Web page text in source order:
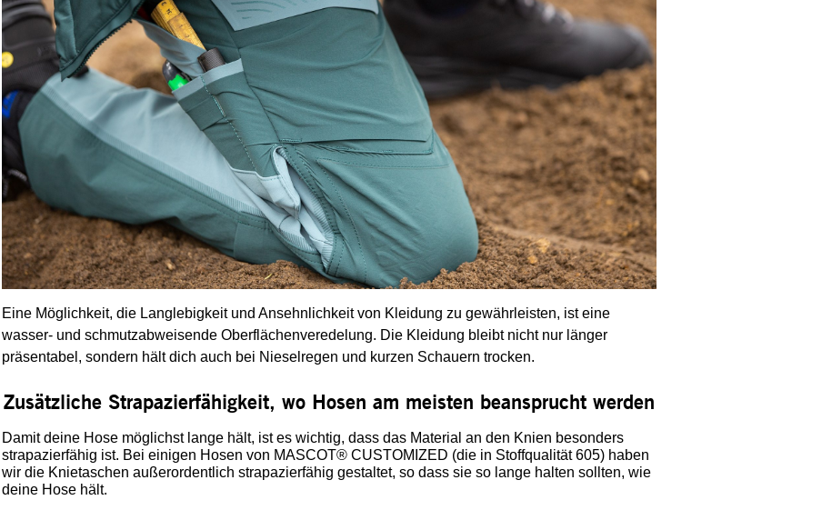
Eine Möglichkeit, die Langlebigkeit und Ansehnlichkeit von Kleidung zu gewährleisten, ist eine
wasser- und schmutzabweisende Oberflächenveredelung. Die Kleidung bleibt nicht nur länger
präsentabel, sondern hält dich auch bei Nieselregen und kurzen Schauern trocken.
Zusätzliche Strapazierfähigkeit, wo Hosen am meisten beansprucht werden
Damit deine Hose möglichst lange hält, ist es wichtig, dass das Material an den Knien besonders
strapazierfähig ist. Bei einigen Hosen von MASCOT® CUSTOMIZED (die in Stoffqualität 605) haben
wir die Knietaschen außerordentlich strapazierfähig gestaltet, so dass sie so lange halten sollten, wie
deine Hose hält.